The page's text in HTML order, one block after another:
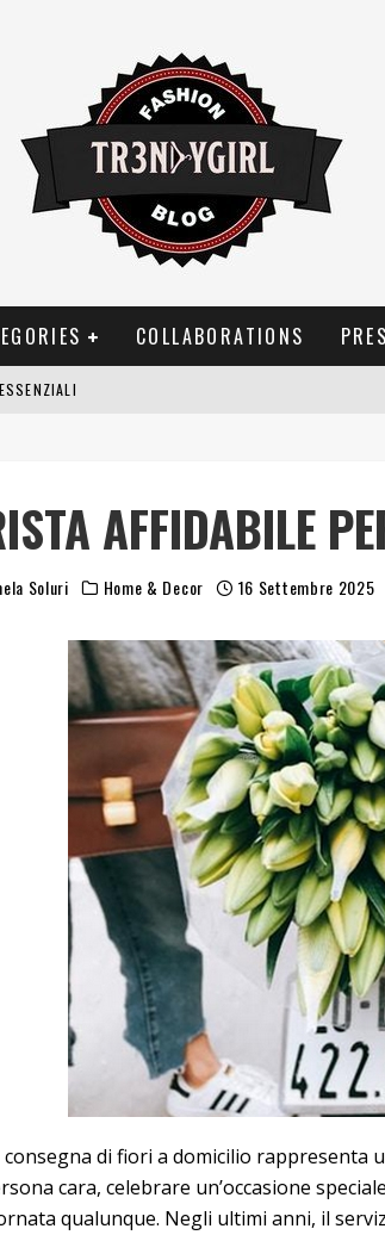
COLLABORATIONS
DA BAGNO DA DONNA: COSA NON PASSA MAI DI
AFFIDABILE
Soluri Home & Decor 16 Settembre 2025
consegna di fiori a domicilio rappresenta
cara, celebrare un’occasione
qualunque. Negli ultimi anni, il